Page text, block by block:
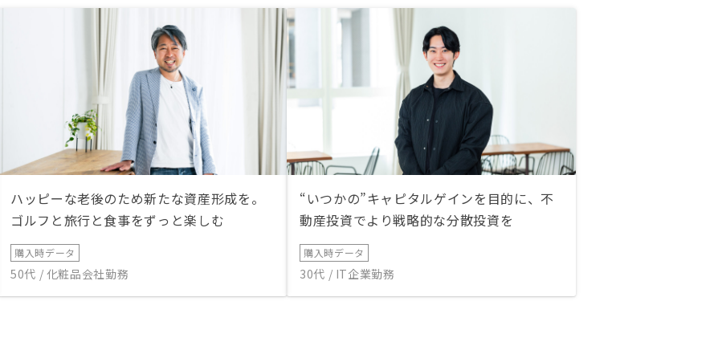
ハッピーな老後のため新たな資産形成を。
ゴルフと旅行と食事をずっと楽しむ
購入時データ
50代 / 化粧品会社勤務
“いつかの”キャピタルゲインを目的に、不
動産投資でより戦略的な分散投資を
購入時データ
30代 / IT企業勤務